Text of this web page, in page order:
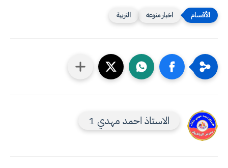
اخبار منوعه التربية
الاستاذ احمد مهدي 1